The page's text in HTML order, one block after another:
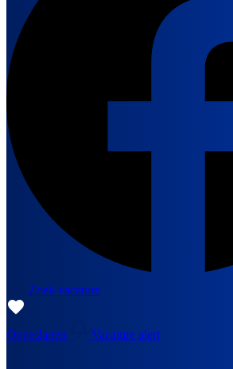
Zoek vacature
Opgeslagen Vacature alert